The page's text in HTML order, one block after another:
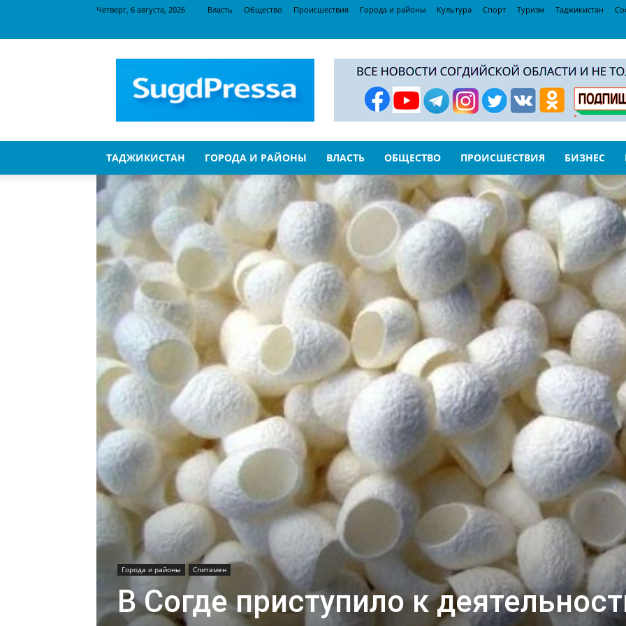
Четверг, 6 августа, 2026 Власть Общество Происшествия Города и районы Культура Спорт Туризм Таджикистан
ТАДЖИКИСТАН ГОРОДА И РАЙОНЫ ВЛАСТЬ ОБЩЕСТВО ПРОИСШЕСТВИЯ БИЗНЕС
Города и районы Спитамен
В Согде приступило к